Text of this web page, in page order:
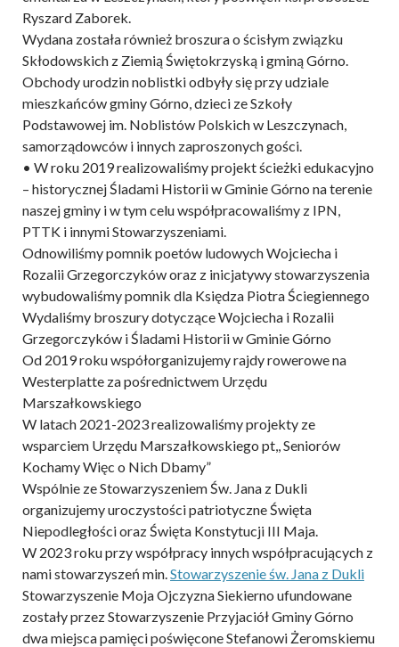
Ryszard Zaborek.
Wydana została również broszura o ścisłym związku
Skłodowskich z Ziemią Świętokrzyską i gminą Górno.
Obchody urodzin noblistki odbyły się przy udziale
mieszkańców gminy Górno, dzieci ze Szkoły
Podstawowej im. Noblistów Polskich w Leszczynach,
samorządowców i innych zaproszonych gości.
• W roku 2019 realizowaliśmy projekt ścieżki edukacyjno
– historycznej Śladami Historii w Gminie Górno na terenie
naszej gminy i w tym celu współpracowaliśmy z IPN,
PTTK i innymi Stowarzyszeniami.
Odnowiliśmy pomnik poetów ludowych Wojciecha i
Rozalii Grzegorczyków oraz z inicjatywy stowarzyszenia
wybudowaliśmy pomnik dla Księdza Piotra Ściegiennego
Wydaliśmy broszury dotyczące Wojciecha i Rozalii
Grzegorczyków i Śladami Historii w Gminie Górno
Od 2019 roku współorganizujemy rajdy rowerowe na
Westerplatte za pośrednictwem Urzędu
Marszałkowskiego
W latach 2021-2023 realizowaliśmy projekty ze
wsparciem Urzędu Marszałkowskiego pt,, Seniorów
Kochamy Więc o Nich Dbamy”
Wspólnie ze Stowarzyszeniem Św. Jana z Dukli
organizujemy uroczystości patriotyczne Święta
Niepodległości oraz Święta Konstytucji III Maja.
W 2023 roku przy współpracy innych współpracujących z
nami stowarzyszeń min. Stowarzyszenie św. Jana z Dukli
Stowarzyszenie Moja Ojczyzna Siekierno ufundowane
zostały przez Stowarzyszenie Przyjaciół Gminy Górno
dwa miejsca pamięci poświęcone Stefanowi Żeromskiemu